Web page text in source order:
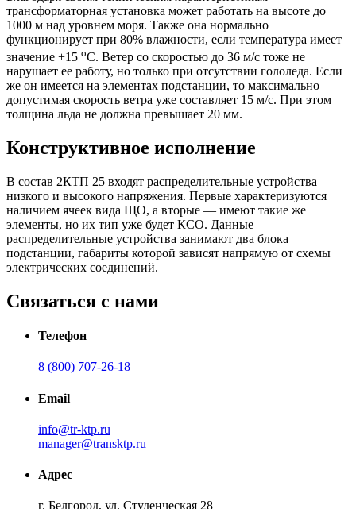
трансформаторная установка может работать на высоте до
1000 м над уровнем моря. Также она нормально
функционирует при 80% влажности, если температура имеет
значение +15 oC. Ветер со скоростью до 36 м/с тоже не
нарушает ее работу, но только при отсутствии гололеда. Если
же он имеется на элементах подстанции, то максимально
допустимая скорость ветра уже составляет 15 м/с. При этом
толщина льда не должна превышает 20 мм.
Конструктивное исполнение
В состав 2КТП 25 входят распределительные устройства
низкого и высокого напряжения. Первые характеризуются
наличием ячеек вида ЩО, а вторые — имеют такие же
элементы, но их тип уже будет КСО. Данные
распределительные устройства занимают два блока
подстанции, габариты которой зависят напрямую от схемы
электрических соединений.
Связаться с нами
Телефон
8 (800) 707-26-18
Email
info@tr-ktp.ru
manager@transktp.ru
Адрес
г. Белгород, ул. Студенческая 28